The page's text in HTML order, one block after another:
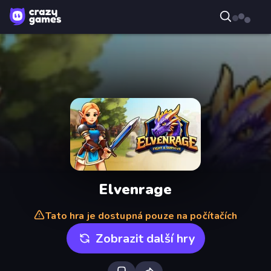
Elvenrage
Tato hra je dostupná pouze na počítačích
Zobrazit další hry